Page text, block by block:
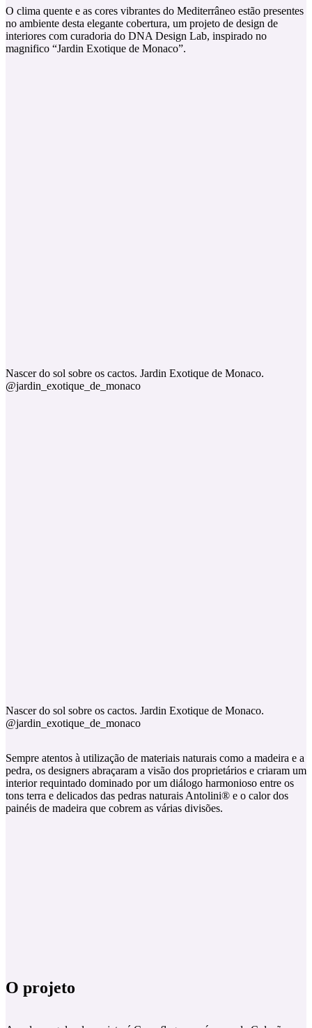
O clima quente e as cores vibrantes do Mediterrâneo estão presentes
no ambiente desta elegante cobertura, um projeto de design de
interiores com curadoria do DNA Design Lab, inspirado no
magnifico “Jardin Exotique de Monaco”.
Nascer do sol sobre os cactos. Jardin Exotique de Monaco.
@jardin_exotique_de_monaco
Nascer do sol sobre os cactos. Jardin Exotique de Monaco.
@jardin_exotique_de_monaco
Sempre atentos à utilização de materiais naturais como a madeira e a
pedra, os designers abraçaram a visão dos proprietários e criaram um
interior requintado dominado por um diálogo harmonioso entre os
tons terra e delicados das pedras naturais Antolini® e o calor dos
painéis de madeira que cobrem as várias divisões.
O projeto